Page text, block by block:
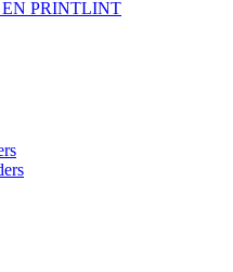
EN PRINTLINT